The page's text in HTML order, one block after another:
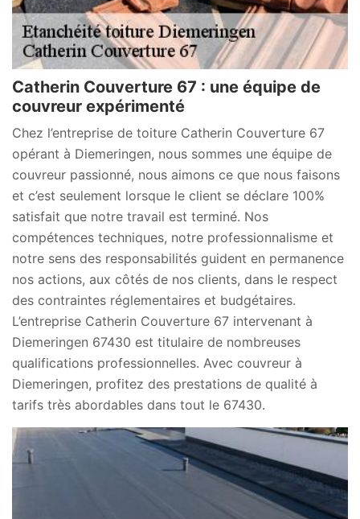
Catherin Couverture 67 : une équipe de
couvreur expérimenté
Chez l’entreprise de toiture Catherin Couverture 67
opérant à Diemeringen, nous sommes une équipe de
couvreur passionné, nous aimons ce que nous faisons
et c’est seulement lorsque le client se déclare 100%
satisfait que notre travail est terminé. Nos
compétences techniques, notre professionnalisme et
notre sens des responsabilités guident en permanence
nos actions, aux côtés de nos clients, dans le respect
des contraintes réglementaires et budgétaires.
L’entreprise Catherin Couverture 67 intervenant à
Diemeringen 67430 est titulaire de nombreuses
qualifications professionnelles. Avec couvreur à
Diemeringen, profitez des prestations de qualité à
tarifs très abordables dans tout le 67430.